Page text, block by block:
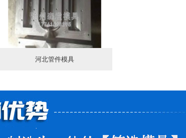
河北管件模具